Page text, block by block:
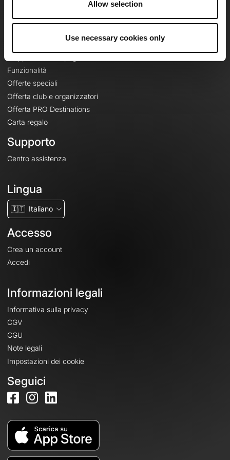
Allow selection
Use necessary cookies only
Le Mag'
Funzionalità
Offerte speciali
Offerta club e organizzatori
Offerta PRO Destinations
Carta regalo
Supporto
Centro assistenza
Lingua
🇮🇹 Italiano
Accesso
Crea un account
Accedi
Informazioni legali
Informativa sulla privacy
CGV
CGU
Note legali
Impostazioni dei cookie
Seguici